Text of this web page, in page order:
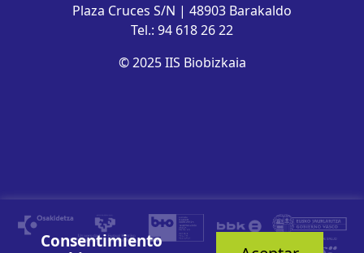
Plaza Cruces S/N | 48903 Barakaldo
Tel.: 94 618 26 22
© 2025 IIS Biobizkaia
Consentimiento